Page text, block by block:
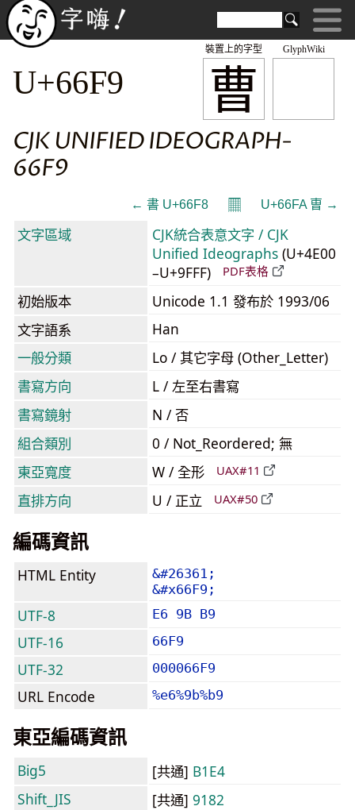
GlyphWiki
曹
裝置上的字型
U+66F9
CJK UNIFIED IDEOGRAPH-
66F9
← 書 U+66F8 𝄜 U+66FA 曺 →
文字區域
CJK統合表意文字 / CJK
Unified Ideographs (U+4E00
–U+9FFF)
PDF表格
初始版本
Unicode 1.1 發布於 1993/06
文字語系
Han
一般分類
Lo / 其它字母 (Other_Letter)
書寫方向
L / 左至右書寫
書寫鏡射
N / 否
組合類別
0 / Not_Reordered; 無
東亞寬度
W / 全形 UAX#11
直排方向 U / 正立 UAX#50
編碼資訊
HTML Entity
&#26361;
&#x66F9;
UTF-8 E6 9B B9
UTF-16 66F9
UTF-32 000066F9
URL Encode %e6%9b%b9
東亞編碼資訊
Big5 [共通] B1E4
Shift_JIS
[共通] 9182